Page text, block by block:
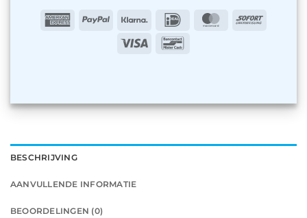
BESCHRIJVING
AANVULLENDE INFORMATIE
BEOORDELINGEN (0)
AmericanPayPal Klarna IDeal MasterCard
Sofort
Visa